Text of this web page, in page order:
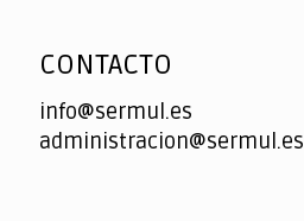
CONTACTO
info@sermul.es
administracion@sermul.es